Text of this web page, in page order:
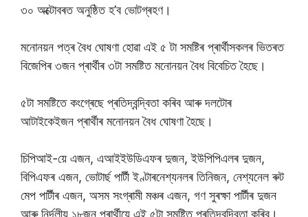
৩০ অক্টোবৰত অনুষ্ঠিত হ’ব ভোটগ্ৰহণ।
মনোনয়ন পত্ৰ বৈধ ঘোষণা হোৱা এই ৫ টা সমষ্টিৰ প্ৰাৰ্থীসকলৰ ভিতৰত
বিজেপিৰ ৩জন প্ৰাৰ্থীৰ ৩টা সমষ্টিত মনোনয়ন বৈধ বিবেচিত হৈছে।
৫টা সমষ্টিতে কংগ্ৰেছে প্ৰতিদ্বন্দ্বিতা কৰিব আৰু দলটোৰ
আটাইকেইজন প্ৰাৰ্থীৰ মনোনয়ন বৈধ ঘোষণা হৈছে।
চিপিআই-য়ে এজন, এআইইউডিএফৰ দুজন, ইউপিপিএলৰ দুজন,
বিপিএফৰ এজন, ভোটাৰ্ছ পাৰ্টী ইণ্টাৰনেশ্যনলৰ তিনিজন, নেশ্যনেল ৰুট
মেপ পাৰ্টীৰ এজন, অসম সংগ্ৰামী মঞ্চৰ এজন, গণ সুৰক্ষা পাৰ্টীৰ দুজন
আৰু নিৰ্দলীয় ১৮জন প্ৰাৰ্থীয়ে এই ৫টা সমষ্টিত প্ৰতিদ্বন্দ্বিতা কৰিব।